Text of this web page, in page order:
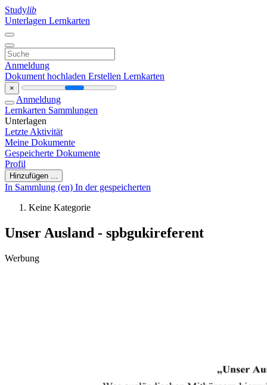
Studylib
Unterlagen Lernkarten
Anmeldung
Dokument hochladen Erstellen Lernkarten
×
Anmeldung
Lernkarten Sammlungen
Unterlagen
Letzte Aktivität
Meine Dokumente
Gespeicherte Dokumente
Profil
Hinzufügen ...
In Sammlung (en) In der gespeicherten
Keine Kategorie
Unser Ausland - spbgukireferent
Werbung